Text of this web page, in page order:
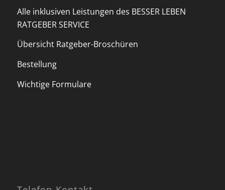
Alle inklusiven Leistungen des BESSER LEBEN
RATGEBER SERVICE
Übersicht Ratgeber-Broschüren
Bestellung
Wichtige Formulare